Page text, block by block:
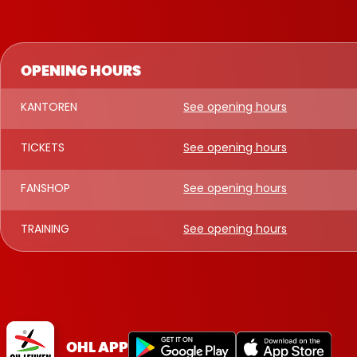
OPENING HOURS
KANTOREN See opening hours
TICKETS See opening hours
FANSHOP See opening hours
TRAINING See opening hours
OHL APP